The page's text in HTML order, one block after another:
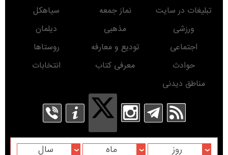
تبلیغات در سایت
نماز جمعه
سیاهکل
ورزشی
مذهبی
دیلمان
اجتماعی
تودیع و معارفه
روستاها
حوادث
معرفی کتاب
انتخابات
مناطق دیدنی
روز ماه سال